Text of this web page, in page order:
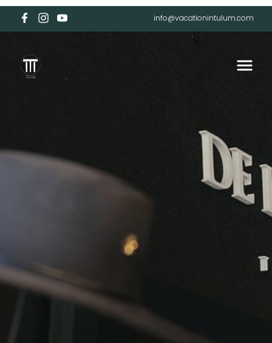
info@vacationintulum.com